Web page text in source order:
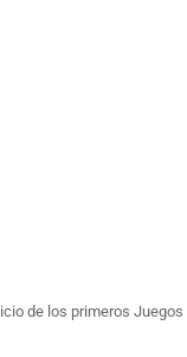
de los primeros